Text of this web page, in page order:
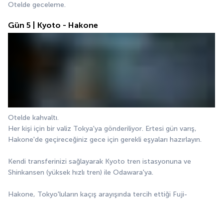
Otelde geceleme.
Gün 5 | Kyoto - Hakone
Otelde kahvaltı.
Her kişi için bir valiz Tokya'ya gönderiliyor. Ertesi gün varış,
Hakone'de geçireceğiniz gece için gerekli eşyaları hazırlayın.
Kendi transferinizi sağlayarak Kyoto tren istasyonuna ve
Shinkansen (yüksek hızlı tren) ile Odawara'ya.
Hakone, Tokyo'luların kaçış arayışında tercih ettiği Fuji-